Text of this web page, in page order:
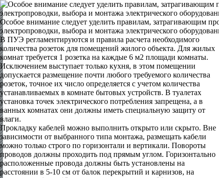
Особое внимание следует уделить правилам, затрагивающим
электропроводки, выбора и монтажа электрического
В ПУЭ регламентируются и правила расчета необходимого
количества розеток для помещений жилого объекта. Для жилых
комнат требуется 1 розетка на каждые 6 м2 площади комнаты.
Исключением выступает только кухня, в этом помещении
допускается размещение почти любого требуемого количества
розеток, точное их число определяется с учетом количества
устанавливаемых в комнате бытовых устройств. В туалетах
установка точек электрического потребления запрещена, а в
ванных комнатах они должны иметь специальную защиту от
влаги.
Прокладку кабелей можно выполнить открыто или скрыто. Вне
зависимости от выбранного типа монтажа, размещать кабели
можно только строго по горизонтали и вертикали. Повороты
проводов должны проходить под прямым углом. Горизонтально
расположенные провода должны быть установлены на
расстоянии в 5-10 см от балок перекрытий и карнизов, на